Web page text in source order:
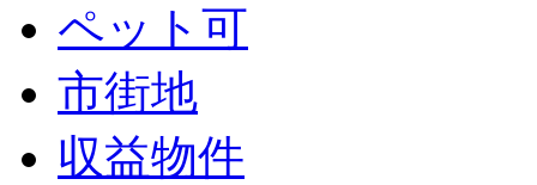
ペット可
市街地
収益物件